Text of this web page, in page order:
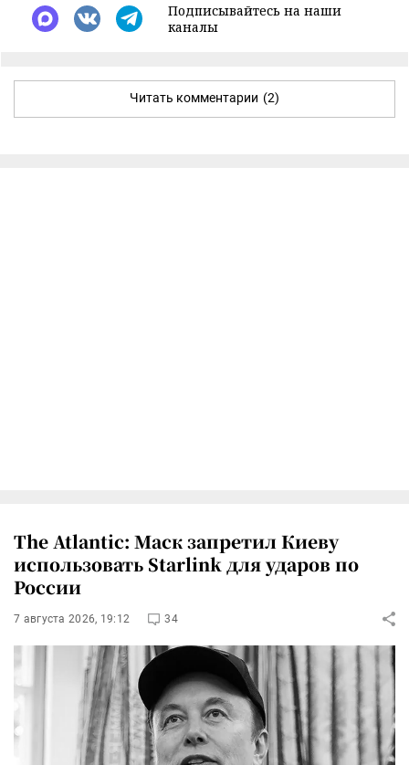
Подписывайтесь на наши
каналы
Читать комментарии (2)
The Atlantic: Маск запретил Киеву
использовать Starlink для ударов по
России
7 августа 2026, 19:12 34